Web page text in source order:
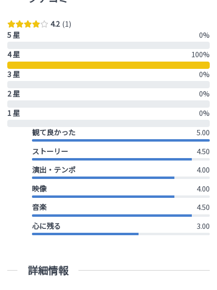
4.2 1
5 星
0%
4 星
100%
3 星
0%
2 星
0%
1 星
0%
観て良かった
5.00
ストーリー
4.50
演出・テンポ
4.00
映像
4.00
音楽
4.50
心に残る
3.00
詳細情報